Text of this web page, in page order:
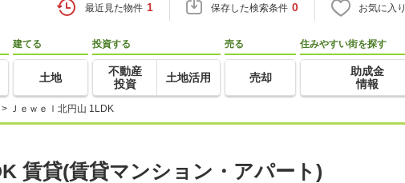
最近見た物件 1 保存した検索条件 0 お気に入り
建てる
土地
投資する
不動産
投資
土地活用
売る
売却
住みやすい街を探す
助成金
情報
> Ｊｅｗｅｌ北円山 1LDK
賃貸(賃貸マンション・アパート)